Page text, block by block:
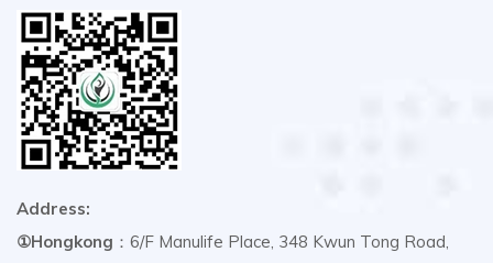
Address:
①Hongkong ：6/F Manulife Place, 348 Kwun Tong Road,